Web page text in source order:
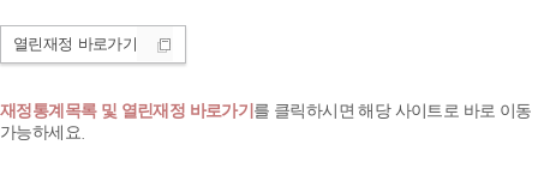
열린재정 바로가기
재정통계목록 및 열린재정 바로가기 를 클릭하시면 해당 사이트로 바로 이동
가능하세요.